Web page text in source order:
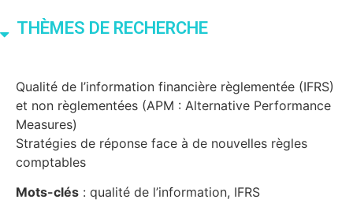
THÈMES DE RECHERCHE
Qualité de l’information financière règlementée (IFRS)
et non règlementées (APM : Alternative Performance
Measures)
Stratégies de réponse face à de nouvelles règles
comptables
Mots-clés : qualité de l’information, IFRS